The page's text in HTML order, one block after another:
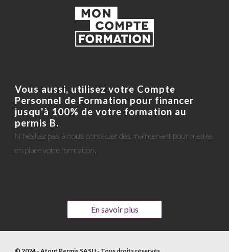
Vous aussi, utilisez votre Compte
Personnel de Formation pour financer
jusqu'à 100% de votre formation au
permis B.
N'hésitez pas à nous contacter dès maintenant pour mettre
en place votre formation.
En savoir plus